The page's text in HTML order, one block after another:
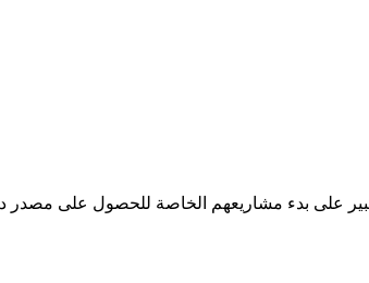
على بدء مشاريعهم الخاصة للحصول على مصدر